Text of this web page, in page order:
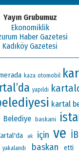
Yayın Grubumuz
Ekonomiklik
Haber Gazetesi
Kadıköy Gazetesi
kaza otomobil
yapıldı
kartal
Belediye baskani
ak için ve
yakalandı baskan etti